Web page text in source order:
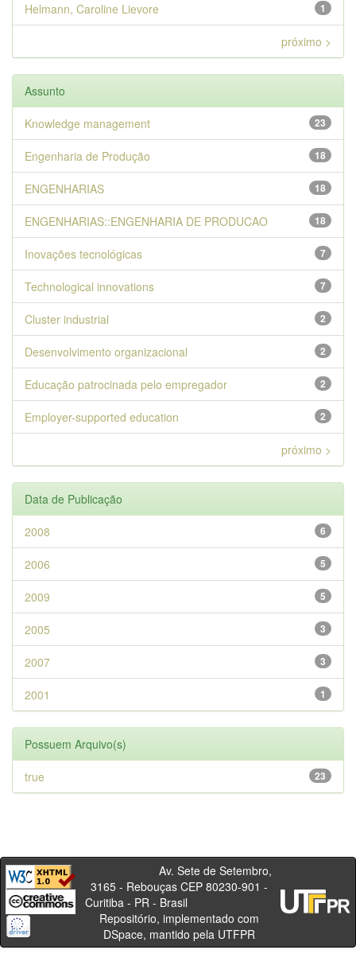
1
Helmann, Caroline Lievore
próximo >
Assunto
23
Knowledge management
18
Engenharia de Produção
18
ENGENHARIAS
18
ENGENHARIAS::ENGENHARIA DE PRODUCAO
7
Inovações tecnológicas
7
Technological innovations
2
Cluster industrial
2
Desenvolvimento organizacional
2
Educação patrocinada pelo empregador
2
Employer-supported education
próximo >
Data de Publicação
6
2008
5
2006
5
2009
3
2005
3
2007
1
2001
Possuem Arquivo(s)
23
true
Av. Sete de Setembro,
3165 - Rebouças CEP 80230-901 -
Curitiba - PR - Brasil
Repositório, implementado com
DSpace, mantido pela UTFPR